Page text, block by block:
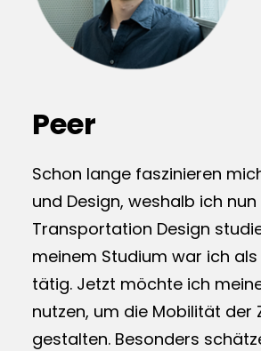
Peer
Schon lange faszinieren
und Design, weshalb ich nun
Transportation Design
meinem Studium war ich als
tätig. Jetzt möchte ich
nutzen, um die Mobilität der
gestalten. Besonders